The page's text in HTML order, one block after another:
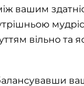
вашим
вільно та